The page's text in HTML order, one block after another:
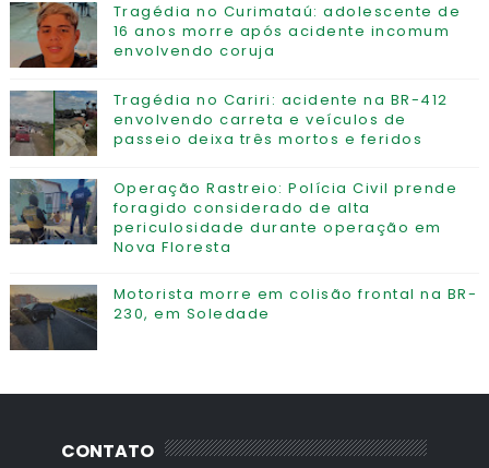
Tragédia no Curimataú: adolescente de
16 anos morre após acidente incomum
envolvendo coruja
Tragédia no Cariri: acidente na BR-412
envolvendo carreta e veículos de
passeio deixa três mortos e feridos
Operação Rastreio: Polícia Civil prende
foragido considerado de alta
periculosidade durante operação em
Nova Floresta
Motorista morre em colisão frontal na BR-
230, em Soledade
CONTATO